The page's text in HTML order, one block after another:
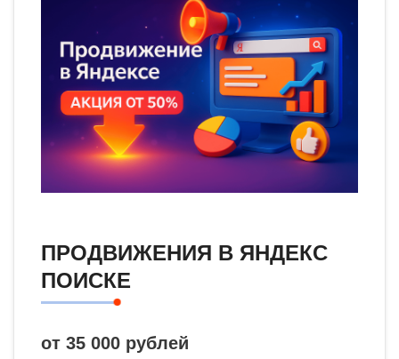
ПРОДВИЖЕНИЯ В ЯНДЕКС
ПОИСКЕ
от 35 000 рублей